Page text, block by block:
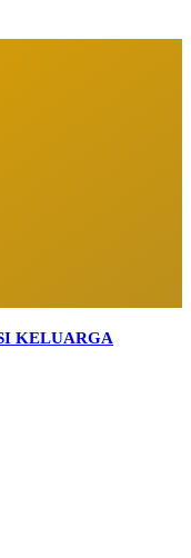
Inspirasi